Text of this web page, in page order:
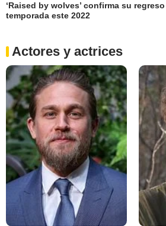
‘Raised by wolves’ confirma su
temporada este 2022
Actores y actrices